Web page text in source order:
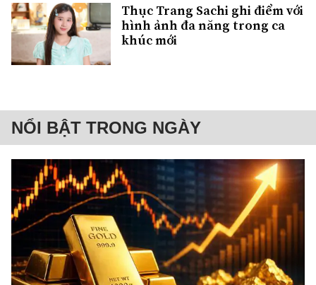
Thục Trang Sachi ghi điểm với
hình ảnh đa năng trong ca
khúc mới
NỔI BẬT TRONG NGÀY